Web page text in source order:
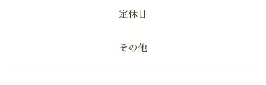
定休日
その他